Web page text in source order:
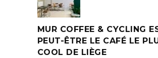
MUR COFFEE & CYCLING
PEUT-ÊTRE LE CAFÉ LE
COOL DE LIÈGE